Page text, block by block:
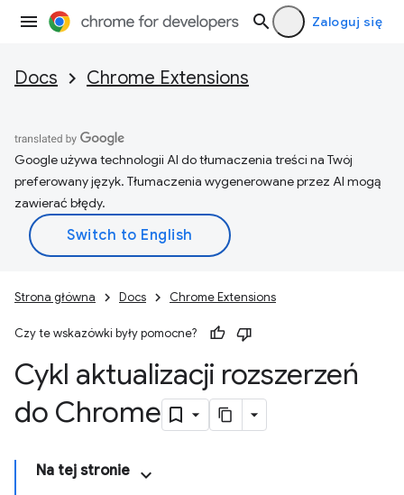
Zaloguj się
Docs Chrome Extensions
Google używa technologii AI do tłumaczenia treści na Twój
preferowany język. Tłumaczenia wygenerowane przez AI mogą
zawierać błędy.
Strona główna Docs Chrome Extensions
Czy te wskazówki były pomocne?
Cykl aktualizacji rozszerzeń
do Chrome
Na tej stronie